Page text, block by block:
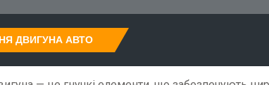
ДВИГУНА АВТО